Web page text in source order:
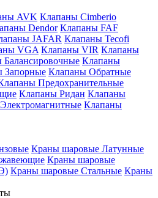
AVK Клапаны Cimberio
Dendor Клапаны FAF
JAFAR Клапаны Tecofi
VGA Клапаны VIR Клапаны
Балансировочные Клапаны
Запорные Клапаны Обратные
Предохранительные
Клапаны Ридан Клапаны
Клапаны
Краны шаровые Латунные
Краны шаровые
Краны шаровые Стальные Краны